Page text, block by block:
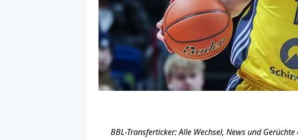
BBL-Transferticker: Alle Wechsel, News und